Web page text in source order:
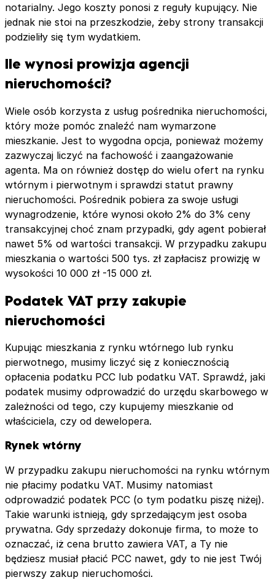
notarialny. Jego koszty ponosi z reguły kupujący. Nie
jednak nie stoi na przeszkodzie, żeby strony transakcji
podzieliły się tym wydatkiem.
Ile wynosi prowizja agencji
nieruchomości?
Wiele osób korzysta z usług pośrednika nieruchomości,
który może pomóc znaleźć nam wymarzone
mieszkanie. Jest to wygodna opcja, ponieważ możemy
zazwyczaj liczyć na fachowość i zaangażowanie
agenta. Ma on również dostęp do wielu ofert na rynku
wtórnym i pierwotnym i sprawdzi statut prawny
nieruchomości. Pośrednik pobiera za swoje usługi
wynagrodzenie, które wynosi około 2% do 3% ceny
transakcyjnej choć znam przypadki, gdy agent pobierał
nawet 5% od wartości transakcji. W przypadku zakupu
mieszkania o wartości 500 tys. zł zapłacisz prowizję w
wysokości 10 000 zł -15 000 zł.
Podatek VAT przy zakupie
nieruchomości
Kupując mieszkania z rynku wtórnego lub rynku
pierwotnego, musimy liczyć się z koniecznością
opłacenia podatku PCC lub podatku VAT. Sprawdź, jaki
podatek musimy odprowadzić do urzędu skarbowego w
zależności od tego, czy kupujemy mieszkanie od
właściciela, czy od dewelopera.
Rynek wtórny
W przypadku zakupu nieruchomości na rynku wtórnym
nie płacimy podatku VAT. Musimy natomiast
odprowadzić podatek PCC (o tym podatku piszę niżej).
Takie warunki istnieją, gdy sprzedającym jest osoba
prywatna. Gdy sprzedaży dokonuje firma, to może to
oznaczać, iż cena brutto zawiera VAT, a Ty nie
będziesz musiał płacić PCC nawet, gdy to nie jest Twój
pierwszy zakup nieruchomości.